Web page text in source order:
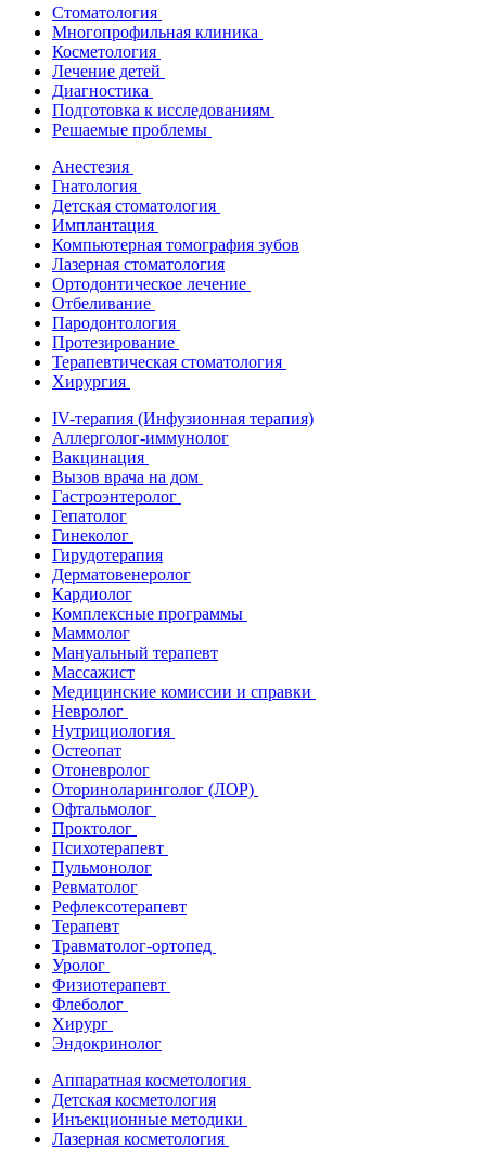
Стоматология
Многопрофильная клиника
Косметология
Лечение детей
Диагностика
Подготовка к исследованиям
Решаемые проблемы
Анестезия
Гнатология
Детская стоматология
Имплантация
Компьютерная томография зубов
Лазерная стоматология
Ортодонтическое лечение
Отбеливание
Пародонтология
Протезирование
Терапевтическая стоматология
Хирургия
IV-терапия (Инфузионная терапия)
Аллерголог-иммунолог
Вакцинация
Вызов врача на дом
Гастроэнтеролог
Гепатолог
Гинеколог
Гирудотерапия
Дерматовенеролог
Кардиолог
Комплексные программы
Маммолог
Мануальный терапевт
Массажист
Медицинские комиссии и справки
Невролог
Нутрициология
Остеопат
Отоневролог
Оториноларинголог (ЛОР)
Офтальмолог
Проктолог
Психотерапевт
Пульмонолог
Ревматолог
Рефлексотерапевт
Терапевт
Травматолог-ортопед
Уролог
Физиотерапевт
Флеболог
Хирург
Эндокринолог
Аппаратная косметология
Детская косметология
Инъекционные методики
Лазерная косметология